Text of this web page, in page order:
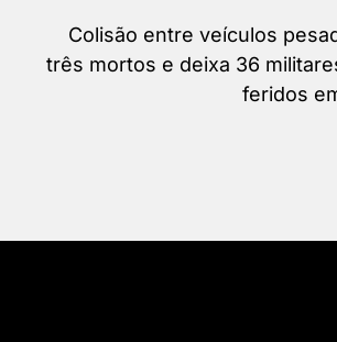
Colisão entre veículos
três mortos e deixa 36
feridos